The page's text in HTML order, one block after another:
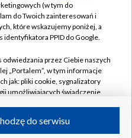
ogłoszenia
w TVP
przetargowe
TVP
Akcyjna w likwidacji
(w tym do
do Twoich zainteresowań i
które wskazujemy poniżej, a
identyfikatora PPID do Google.
przez Ciebie naszych
„Portalem”, w tym informacje
jak: pliki cookie, sygnalizatory
umożliwiających świadczenie
do serwisu